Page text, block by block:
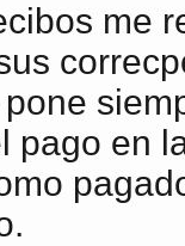
me
pone
pago en